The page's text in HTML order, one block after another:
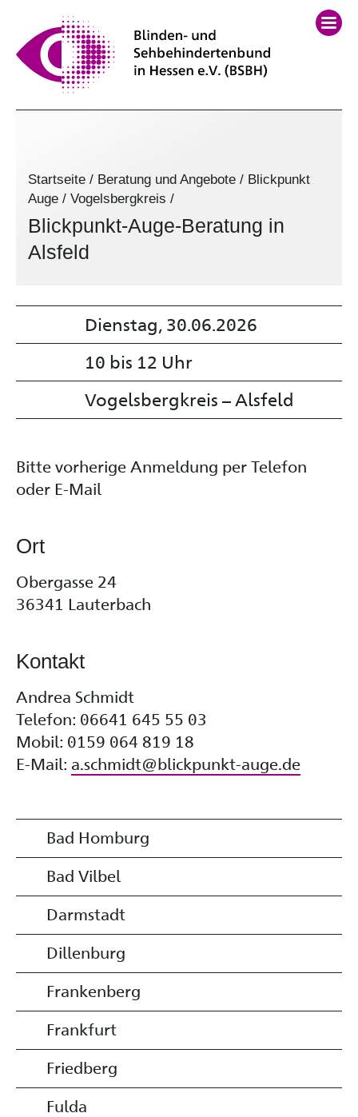
Startseite / Beratung und Angebote / Blickpunkt
Auge / Vogelsbergkreis /
Blickpunkt-Auge-Beratung in
Alsfeld
Dienstag, 30.06.2026
10 bis 12 Uhr
Vogelsbergkreis – Alsfeld
Bitte vorherige Anmeldung per Telefon
oder E-Mail
Ort
Obergasse 24
36341 Lauterbach
Kontakt
Andrea Schmidt
Telefon: 06641 645 55 03
Mobil: 0159 064 819 18
E-Mail: a.schmidt@blickpunkt-auge.de
Bad Homburg
Bad Vilbel
Darmstadt
Dillenburg
Frankenberg
Frankfurt
Friedberg
Fulda